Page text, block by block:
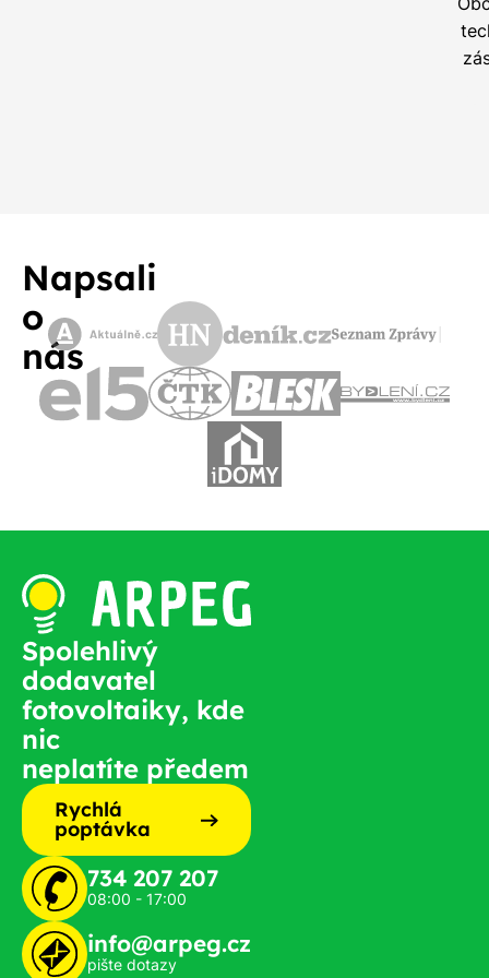
Napsali
o
nás
Spolehlivý
dodavatel
fotovoltaiky, kde
nic
neplatíte předem
Rychlá
poptávka
734 207 207
08:00 - 17:00
info@arpeg.cz
pište dotazy